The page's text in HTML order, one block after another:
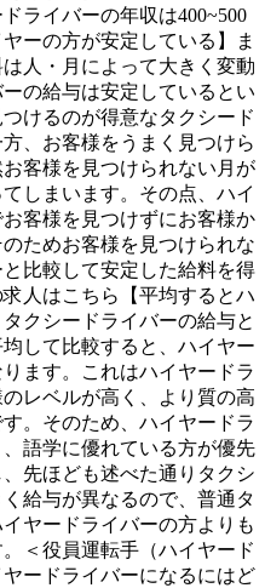
ライバーの年収は400~500
ーの方が安定している】ま
人・月によって大きく変動
の給与は安定しているとい
けるのが得意なタクシード
、お客様をうまく見つけら
客様を見つけられない月が
しまいます。その点、ハイ
客様を見つけずにお客様か
ためお客様を見つけられな
比較して安定した給料を得
人はこちら【平均するとハ
クシードライバーの給与と
して比較すると、ハイヤー
ます。これはハイヤードラ
レベルが高く、より質の高
。そのため、ハイヤードラ
語学に優れている方が優先
先ほども述べた通りタクシ
給与が異なるので、普通タ
ヤードライバーの方よりも
＜役員運転手（ハイヤード
ードライバーになるにはど